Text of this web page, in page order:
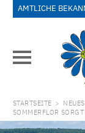
AMTLICHE
STARTSEITE >
SOMMERFLOR